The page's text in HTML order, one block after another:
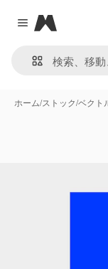
Close menu
Magnific
ホーム/ストック/ベクト